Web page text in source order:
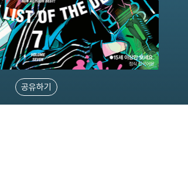
공유하기